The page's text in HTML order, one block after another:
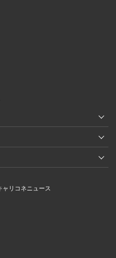
リコネニュース